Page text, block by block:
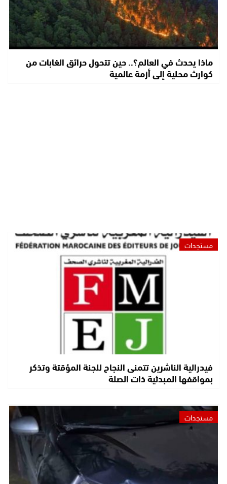
ماذا يحدث في العالم؟.. حين تتحول حرائق الغابات من
كوارث محلية إلى أزمة عالمية
مستجدات
فيدرالية الناشرين تتمنى النجاح للجنة المؤقتة وتذكر
بمواقفها المبدئية ذات الصلة
مستجدات